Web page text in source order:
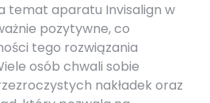
temat aparatu Invisalign w
pozytywne, co
tego rozwiązania
osób chwali sobie
nakładek oraz